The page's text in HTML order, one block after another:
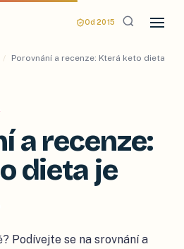
Od 2015
/
Porovnání a recenze: Která keto dieta
a recenze:
dieta je
Podívejte se na srovnání a